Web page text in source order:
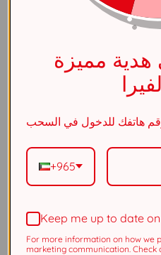
خاتم
أبيض
نحاس
الروديوم
مميزة
+965
Keep me up to date
For more information on how we
marketing communication. Check